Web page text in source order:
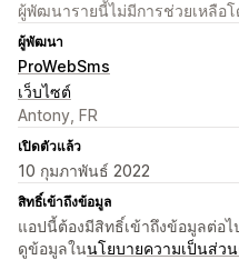
ผู้พัฒนารายนี้ไม่มีการช่วยเหลือ
ผู้พัฒนา
ProWebSms
เว็บไซต์
Antony, FR
เปิดตัวแล้ว
10 กุมภาพันธ์ 2022
สิทธิ์เข้าถึงข้อมูล
แอปนี้ต้องมีสิทธิ์เข้าถึงข้อมูลต่อ
ดูข้อมูลในนโยบายความเป็นส่ว